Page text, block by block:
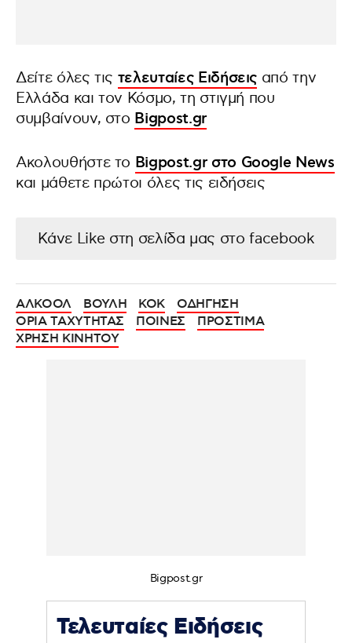
Δείτε όλες τις τελευταίες Ειδήσεις από την
Ελλάδα και τον Κόσμο, τη στιγμή που
συμβαίνουν, στο Bigpost.gr
Ακολουθήστε το Bigpost.gr στο Google News
και μάθετε πρώτοι όλες τις ειδήσεις
Κάνε Like στη σελίδα μας στο facebook
ΑΛΚΟΟΛ ΒΟΥΛΗ ΚΟΚ
ΟΔΗΓΗΣΗ
ΟΡΙΑ ΤΑΧΥΤΗΤΑΣ
ΠΟΙΝΕΣ
ΠΡΟΣΤΙΜΑ
ΧΡΗΣΗ ΚΙΝΗΤΟΥ
Bigpost.gr
Τελευταίες Ειδήσεις